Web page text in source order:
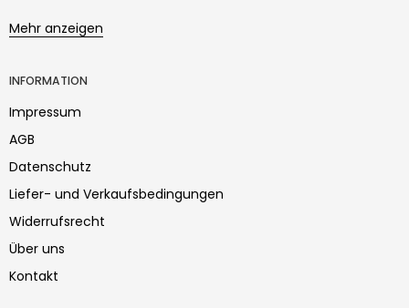
Mehr anzeigen
INFORMATION
Impressum
AGB
Datenschutz
Liefer- und Verkaufsbedingungen
Widerrufsrecht
Über uns
Kontakt